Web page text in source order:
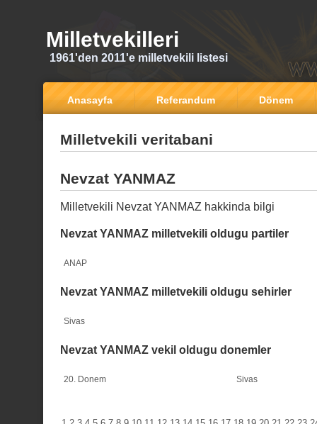
Milletvekilleri
1961'den 2011'e milletvekili listesi
Anasayfa Referandum Dönem
Milletvekili veritabani
Nevzat YANMAZ
Milletvekili Nevzat YANMAZ hakkinda bilgi
Nevzat YANMAZ milletvekili oldugu partiler
ANAP
Nevzat YANMAZ milletvekili oldugu sehirler
Sivas
Nevzat YANMAZ vekil oldugu donemler
20. Donem Sivas